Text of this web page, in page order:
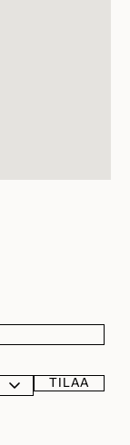
TILAA